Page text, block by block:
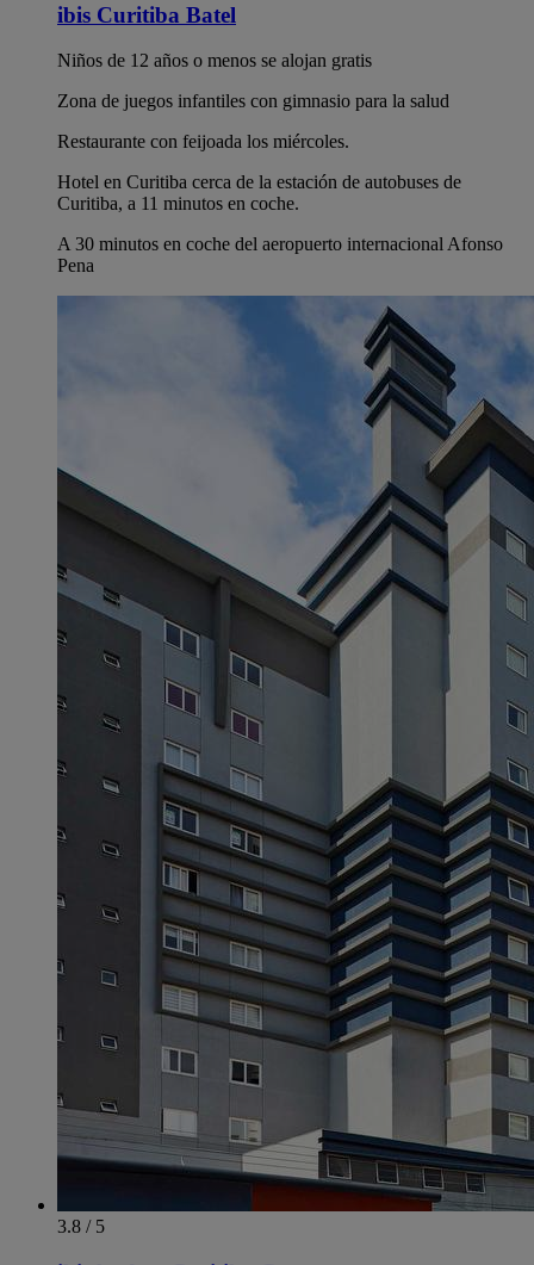
ibis Curitiba Batel
Niños de 12 años o menos se alojan gratis
Zona de juegos infantiles con gimnasio para la salud
Restaurante con feijoada los miércoles.
Hotel en Curitiba cerca de la estación de autobuses de
Curitiba, a 11 minutos en coche.
A 30 minutos en coche del aeropuerto internacional Afonso
Pena
3.8 / 5